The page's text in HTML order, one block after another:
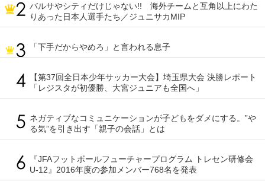
バルサやシティだけじゃない!! 海外チームと互角以上にわた
りあった日本人選手たち／ジュニサカMIP
「下手だからやめろ」と言われる息子
【第37回全日本少年サッカー大会】埼玉県大会 決勝レポート
「レジスタが初優勝、大宮ジュニアも全国へ」
ネガティブなコミュニケーションが子どもをダメにする。”や
る気”を引き出す「親子の会話」とは
『JFAフットボールフューチャープログラム トレセン研修会
U-12』2016年度の参加メンバー768名を発表